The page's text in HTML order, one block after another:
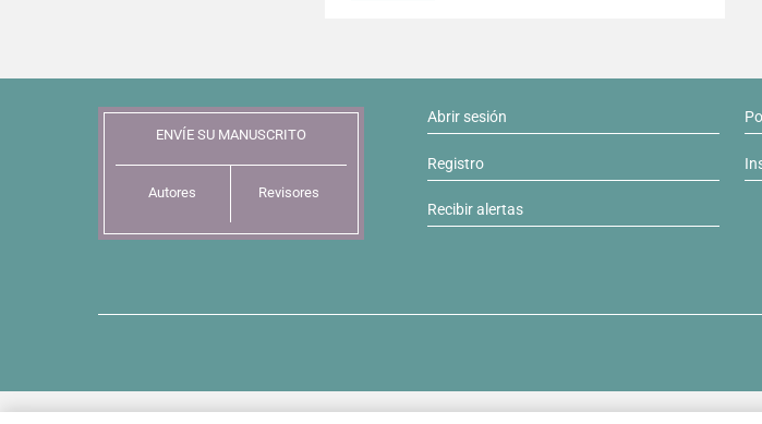
ENVÍE SU MANUSCRITO
Autores Revisores
Abrir sesión
Registro
Recibir alertas